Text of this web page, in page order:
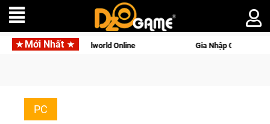
Mới Nhất
Palworld Online Gia Nhập Closed Beta Norse Saga: Cửu
PC